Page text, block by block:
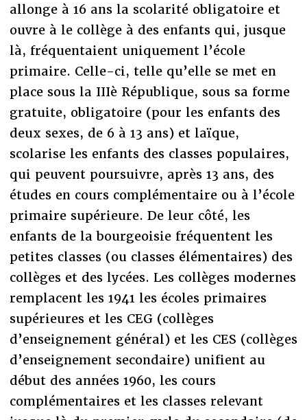
allonge à 16 ans la scolarité obligatoire et
ouvre à le collège à des enfants qui, jusque
là, fréquentaient uniquement l’école
primaire. Celle-ci, telle qu’elle se met en
place sous la IIIè République, sous sa forme
gratuite, obligatoire (pour les enfants des
deux sexes, de 6 à 13 ans) et laïque,
scolarise les enfants des classes populaires,
qui peuvent poursuivre, après 13 ans, des
études en cours complémentaire ou à l’école
primaire supérieure. De leur côté, les
enfants de la bourgeoisie fréquentent les
petites classes (ou classes élémentaires) des
collèges et des lycées. Les collèges modernes
remplacent les 1941 les écoles primaires
supérieures et les CEG (collèges
d’enseignement général) et les CES (collèges
d’enseignement secondaire) unifient au
début des années 1960, les cours
complémentaires et les classes relevant